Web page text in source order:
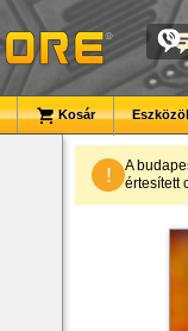
Kosár
! A
értesített